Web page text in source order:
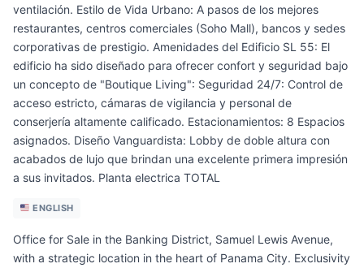
ventilación. Estilo de Vida Urbano: A pasos de los mejores
restaurantes, centros comerciales (Soho Mall), bancos y sedes
corporativas de prestigio. Amenidades del Edificio SL 55: El
edificio ha sido diseñado para ofrecer confort y seguridad bajo
un concepto de "Boutique Living": Seguridad 24/7: Control de
acceso estricto, cámaras de vigilancia y personal de
conserjería altamente calificado. Estacionamientos: 8 Espacios
asignados. Diseño Vanguardista: Lobby de doble altura con
acabados de lujo que brindan una excelente primera impresión
a sus invitados. Planta electrica TOTAL
ENGLISH
Office for Sale in the Banking District, Samuel Lewis Avenue,
with a strategic location in the heart of Panama City. Exclusivity